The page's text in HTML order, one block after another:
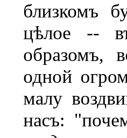
близкомъ
цѣлое --
образомъ,
одной
малу
насъ: